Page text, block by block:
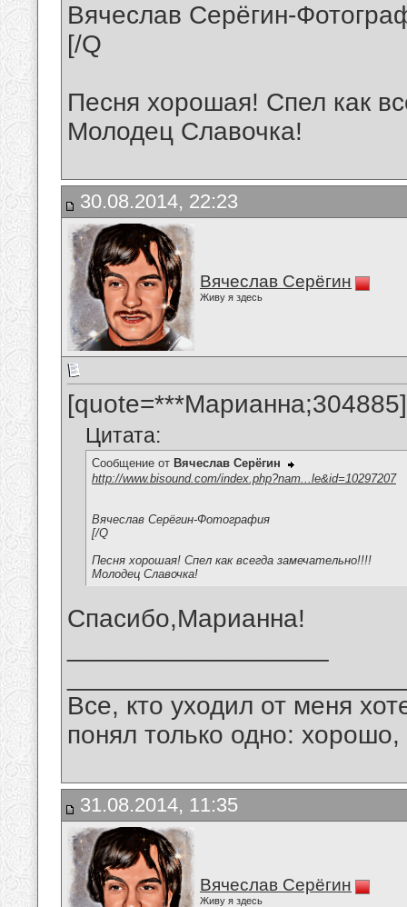
Вячеслав Серёгин-
[/Q
Песня хорошая! Спел как
Молодец Славочка!
30.08.2014, 22:23
Вячеслав Серёгин
Живу я здесь
[quote=***Марианна;304885]
Цитата:
Сообщение от Вячеслав Серёгин
http://www.bisound.com/index.php?nam...le&id=10297207
Вячеслав Серёгин-Фотография
[/Q
Песня хорошая! Спел как всегда замечательно!!!!
Молодец Славочка!
Спасибо,Марианна!
Все, кто уходил от меня
понял только одно:
31.08.2014, 11:35
Вячеслав Серёгин
Живу я здесь